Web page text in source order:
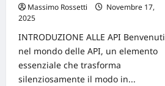
il
prodotti
Massimo Rossetti
Novembre 17,
2025
INTRODUZIONE ALLE API Benvenuti
nel mondo delle API, un elemento
essenziale che trasforma
silenziosamente il modo in...